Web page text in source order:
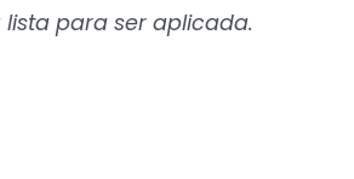
para ser aplicada.